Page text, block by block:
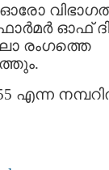
ഓഫ് ദി
രംഗത്തെ
എന്ന